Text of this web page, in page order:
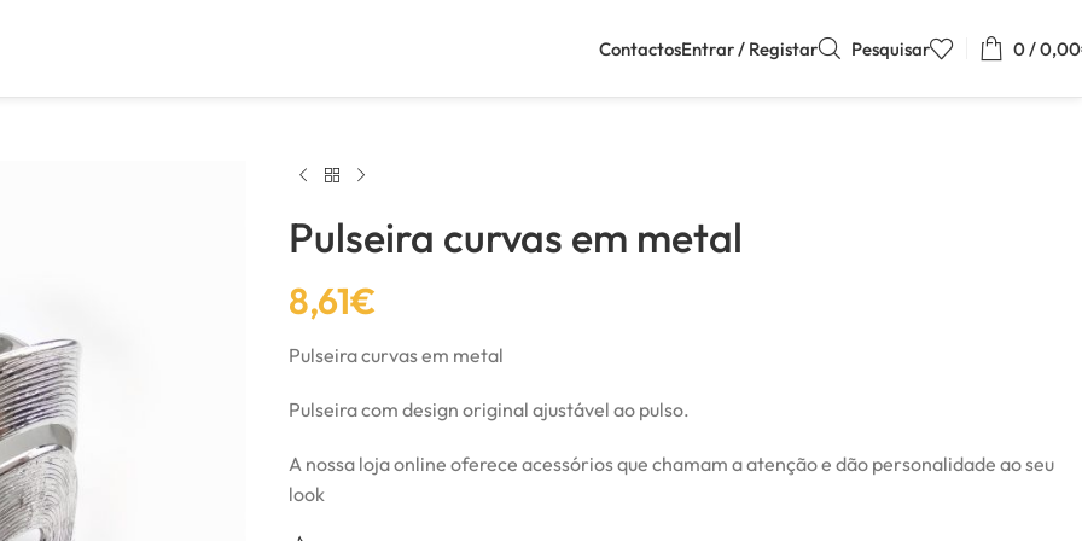
ContactosEntrar / Registar Pesquisar 0/0,00
Pulseira curvas em metal
8,61€
Pulseira curvas em metal
Pulseira com design original ajustável ao pulso.
A nossa loja online oferece acessórios que chamam a atenção e dão personalidade ao seu
look